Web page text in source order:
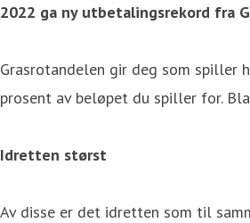
2022 ga ny utbetalingsrekord fra
Grasrotandelen gir deg som spiller
prosent av beløpet du spiller for.
Idretten størst
Av disse er det idretten som til